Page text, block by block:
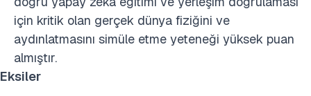
için kritik olan gerçek dünya fiziğini ve
aydınlatmasını simüle etme yeteneği yüksek puan
almıştır.
Eksiler